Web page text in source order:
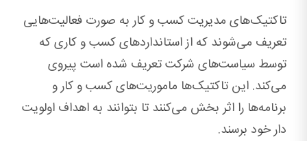
تاکتیک‌های مدیریت کسب و کار به صورت فعالیت‌هایی
تعریف می‌شوند که از استانداردهای کسب و کاری که
توسط سیاست‌های شرکت تعریف شده است پیروی
می‌کند. این تاکتیک‌ها ماموریت‌های کسب و کار و
برنامه‌ها را اثر بخش می‌کنند تا بتوانند به اهداف اولویت
دار خود برسند.